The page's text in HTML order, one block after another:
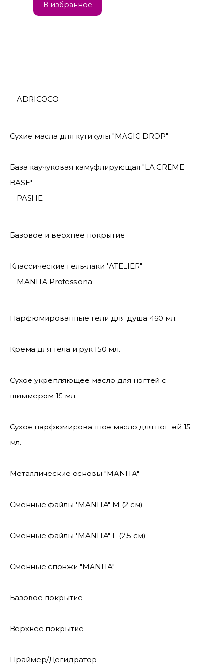
ADRICOCO
Сухие масла для кутикулы "MAGIC DROP"
База каучуковая камуфлирующая "LA CREME
BASE"
PASHE
Базовое и верхнее покрытие
Классические гель-лаки "ATELIER"
MANITA Professional
Парфюмированные гели для душа 460 мл.
Крема для тела и рук 150 мл.
Сухое укрепляющее масло для ногтей с
шиммером 15 мл.
Сухое парфюмированное масло для ногтей 15
мл.
Металлические основы "MANITA"
Сменные файлы "MANITA" М (2 см)
Сменные файлы "MANITA" L (2,5 см)
Сменные спонжи "MANITA"
Базовое покрытие
Верхнее покрытие
Праймер/Дегидратор
В избранное